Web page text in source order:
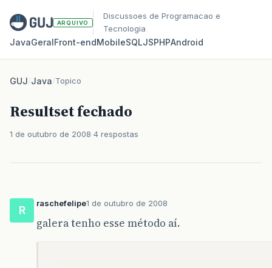
ARQUIVO
Discussoes de Programacao e
Tecnologia
JavaGeralFront‑endMobileSQLJSPHPAndroid
GUJ/Java/Topico
Resultset fechado
1 de outubro de 2008 4 respostas
R
raschefelipe1 de outubro de 2008
galera tenho esse método aí.